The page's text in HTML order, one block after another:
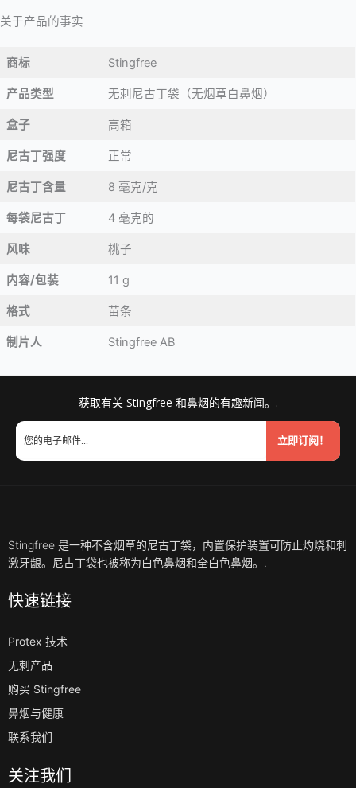
关于产品的事实
商标 Stingfree
产品类型 无刺尼古丁袋（无烟草白鼻烟）
盒子 高箱
尼古丁强度 正常
尼古丁含量 8 毫克/克
每袋尼古丁 4 毫克的
风味 桃子
内容/包装 11 g
格式 苗条
制片人 Stingfree AB
获取有关 Stingfree 和鼻烟的有趣新闻。.
立即订阅！
Stingfree 是一种不含烟草的尼古丁袋，内置保护装置可防止灼烧和刺
激牙龈。尼古丁袋也被称为白色鼻烟和全白色鼻烟。.
快速链接
Protex 技术
无刺产品
购买 Stingfree
鼻烟与健康
联系我们
关注我们